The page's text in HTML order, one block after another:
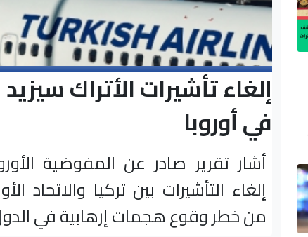
إلغاء تأشيرات الأتراك
في أوروبا
أشار تقرير صادر عن المفوضية
إلغاء التأشيرات بين تركيا والاتحاد
من خطر وقوع هجمات إرهابية في الدول